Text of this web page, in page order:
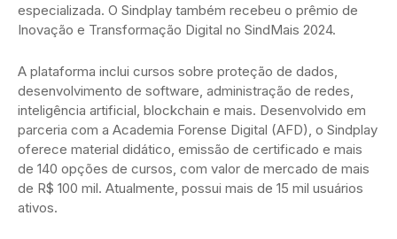
especializada. O Sindplay também recebeu o prêmio de
Inovação e Transformação Digital no SindMais 2024.
A plataforma inclui cursos sobre proteção de dados,
desenvolvimento de software, administração de redes,
inteligência artificial, blockchain e mais. Desenvolvido em
parceria com a Academia Forense Digital (AFD), o Sindplay
oferece material didático, emissão de certificado e mais
de 140 opções de cursos, com valor de mercado de mais
de R$ 100 mil. Atualmente, possui mais de 15 mil usuários
ativos.